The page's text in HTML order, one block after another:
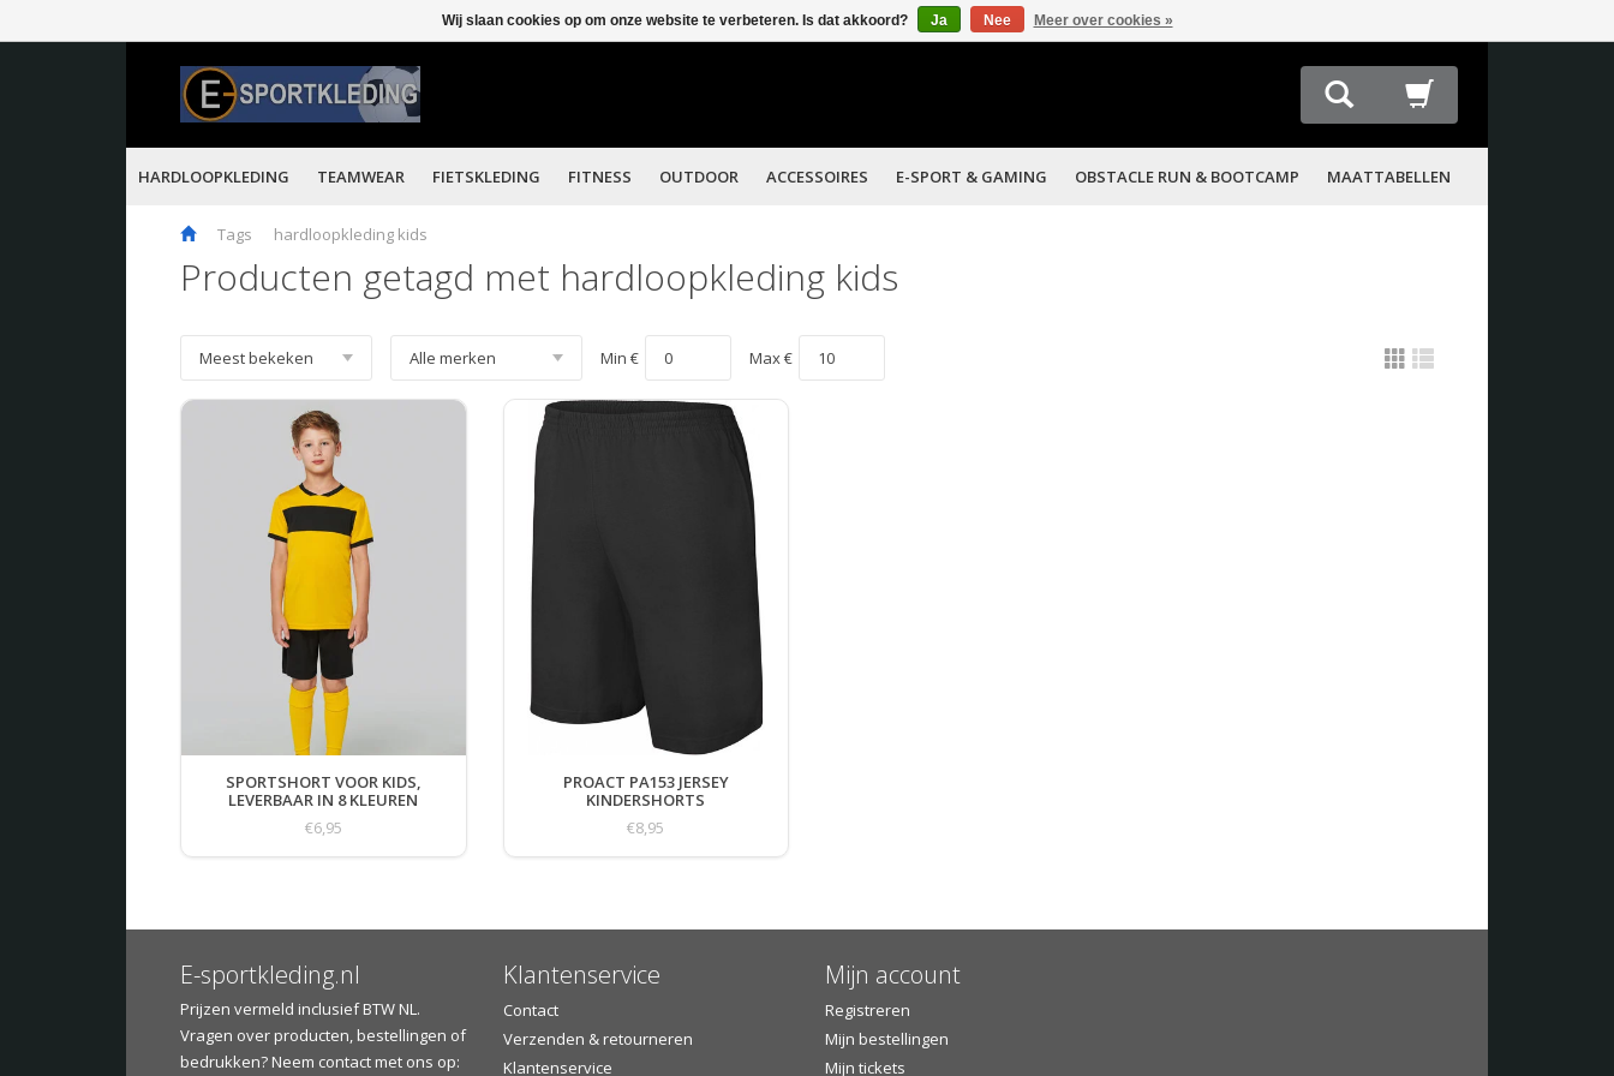
HARDLOOPKLEDING TEAMWEAR FIETSKLEDING FITNESS OUTDOOR ACCESSOIRES E-SPORT & GAMING OBSTACLE RUN & BOOTCAMP MAATTABELLEN
Tags hardloopkleding kids
Producten getagd met hardloopkleding kids
Min € Max €
SPORTSHORT VOOR KIDS,
LEVERBAAR IN 8 KLEUREN
€6,95
PROACT PA153 JERSEY
KINDERSHORTS
€8,95
E-sportkleding.nl
Prijzen vermeld inclusief BTW NL.
Vragen over producten, bestellingen of
bedrukken? Neem contact met ons op:
Klantenservice
Contact
Verzenden & retourneren
Klantenservice
Mijn account
Registreren
Mijn bestellingen
Mijn tickets
Wij slaan cookies op om onze website te verbeteren. Is dat akkoord? Ja Nee Meer over cookies »